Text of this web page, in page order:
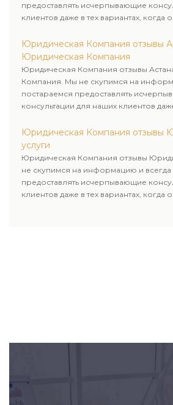
предоставлять исчерпывающие
клиентов даже в тех вариантах, когда
пользовались юридическими
Юридическая Компания отзывы
Юридическая Компания
Юридическая Компания отзывы
Компания. Мы не скупимся на
постараемся предоставлять
консультации для наших клиентов
нашей компании.
Юридическая Компания отзывы
услуги
Юридическая Компания отзывы
не скупимся на информацию и всегда
предоставлять исчерпывающие
клиентов даже в тех вариантах, когда
пользовались юридическими